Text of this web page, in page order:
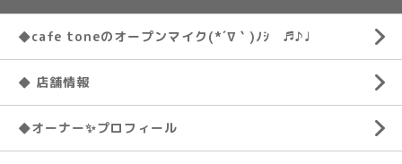
◆cafe toneのオープンマイク(*´∇｀)ﾉｼ ♬♪♩
◆ 店舗情報
◆オーナー✨プロフィール